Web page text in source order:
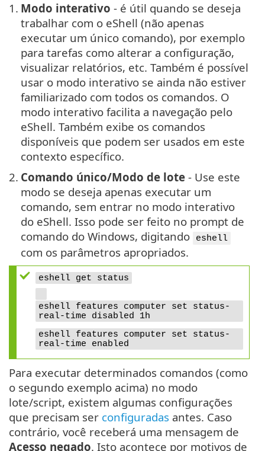
1. Modo interativo - é útil quando se deseja
trabalhar com o eShell (não apenas
executar um único comando), por exemplo
para tarefas como alterar a configuração,
visualizar relatórios, etc. Também é possível
usar o modo interativo se ainda não estiver
familiarizado com todos os comandos. O
modo interativo facilita a navegação pelo
eShell. Também exibe os comandos
disponíveis que podem ser usados em este
contexto específico.
2. Comando único/Modo de lote - Use este
modo se deseja apenas executar um
comando, sem entrar no modo interativo
do eShell. Isso pode ser feito no prompt de
comando do Windows, digitando
eshell
com os parâmetros apropriados.
eshell get status
eshell features computer set status-
real-time disabled 1h
eshell features computer set status-
real-time enabled
Para executar determinados comandos (como
o segundo exemplo acima) no modo
lote/script, existem algumas configurações
que precisam ser configuradas antes. Caso
contrário, você receberá uma mensagem de
Acesso negado. Isto acontece por motivos de